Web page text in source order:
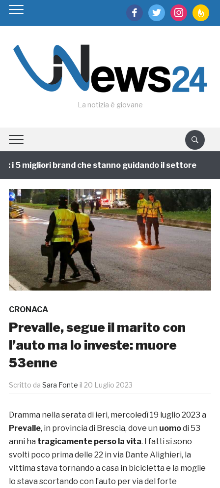
facebooktwitter instagram
La notizia è giovane
5 migliori brand che stanno guidando il settore
CRONACA
Prevalle, segue il marito con
l’auto ma lo investe: muore
53enne
Scritto da Sara Fonte il 20 Luglio 2023
Dramma nella serata di ieri, mercoledì 19 luglio 2023 a
Prevalle, in provincia di Brescia, dove un uomodi 53
anni ha tragicamente perso la vita. I fatti si sono
svolti poco prima delle 22 in via Dante Alighieri, la
vittima stava tornando a casa in bicicletta e la moglie
lo stava scortando con l’auto per via del forte